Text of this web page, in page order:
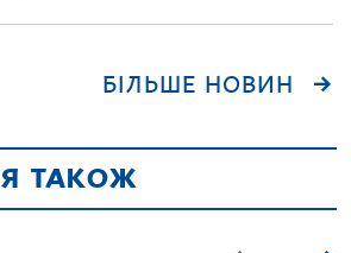
БІЛЬШЕ НОВИН
ТАКОЖ